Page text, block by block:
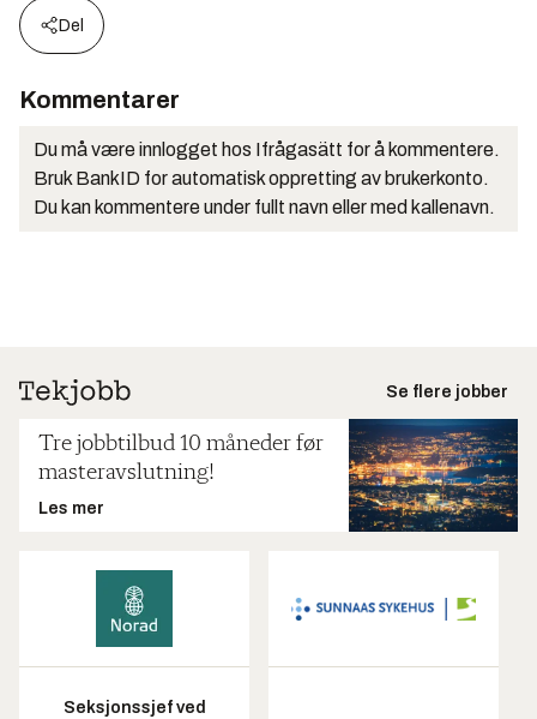
Del
Kommentarer
Du må være innlogget hos Ifrågasätt for å kommentere.
Bruk BankID for automatisk oppretting av brukerkonto.
Du kan kommentere under fullt navn eller med kallenavn.
Se flere jobber
Tre jobbtilbud 10 måneder før
masteravslutning!
Les mer
Seksjonssjef ved